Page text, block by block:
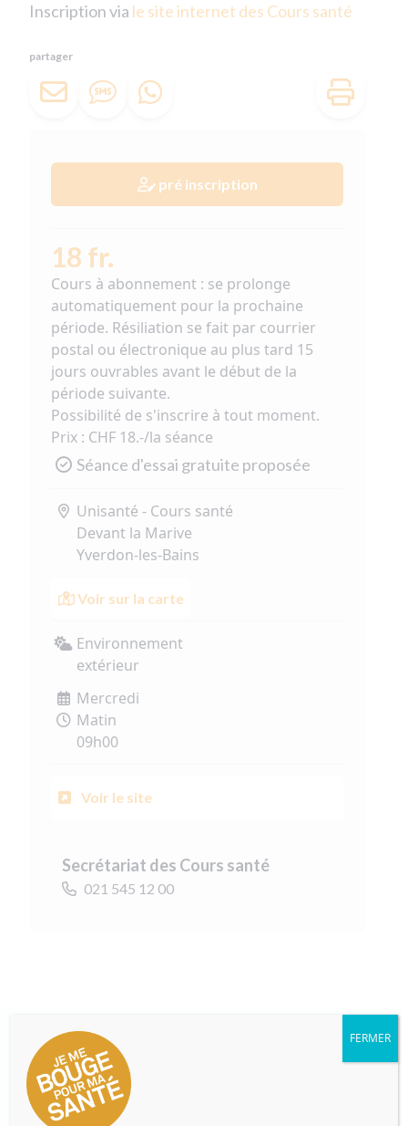
Inscription via le site internet des Cours santé
partager
pré inscription
18 fr.
Cours à abonnement : se prolonge
automatiquement pour la prochaine
période. Résiliation se fait par courrier
postal ou électronique au plus tard 15
jours ouvrables avant le début de la
période suivante.
Possibilité de s'inscrire à tout moment.
Prix : CHF 18.-/la séance
Séance d'essai gratuite proposée
Unisanté - Cours santé
Devant la Marive
Yverdon-les-Bains
Voir sur la carte
Environnement
extérieur
Mercredi
Matin
09h00
Voir le site
Secrétariat des Cours santé
021 545 12 00
Formulaire de pré-inscription
FERMER